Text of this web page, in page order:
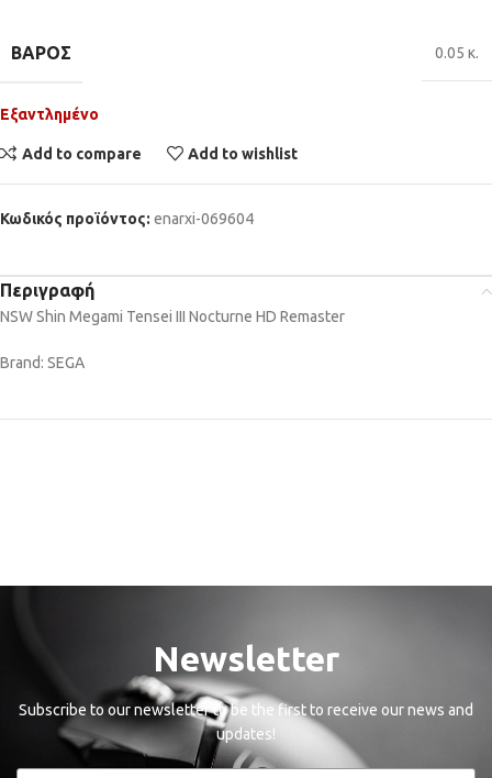
ΒΆΡΟΣ 0.05 κ.
Εξαντλημένο
Add to compare Add to wishlist
Κωδικός προϊόντος: enarxi-069604
Περιγραφή
NSW Shin Megami Tensei III Nocturne HD Remaster
Brand: SEGA
Newsletter
Subscribe to our newsletter to be the first to receive our news and
updates!